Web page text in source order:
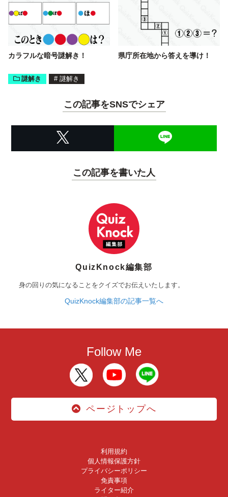
カラフルな暗号謎解き！ 県庁所在地から答えを導け！
謎解き # 謎解き
この記事をSNSでシェア
この記事を書いた人
QuizKnock編集部
身の回りの気になることをクイズでお伝えいたします。
QuizKnock編集部の記事一覧へ
Follow Me
ページトップへ
利用規約
個人情報保護方針
プライバシーポリシー
免責事項
ライター紹介